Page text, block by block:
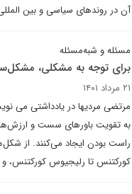
آن در روندهای سیاسی و بین
مسئله و شبه‌مسئله
برای توجه به مشکلی،
۲۱ مرداد ۱۴۰۱
مرتضی مردیها در یادداشتی می
به تقویت باورهای سست و
راست بودن ایجاد می‌کنند. از
کورکتنس تا رلیجیوس کورکتنس،